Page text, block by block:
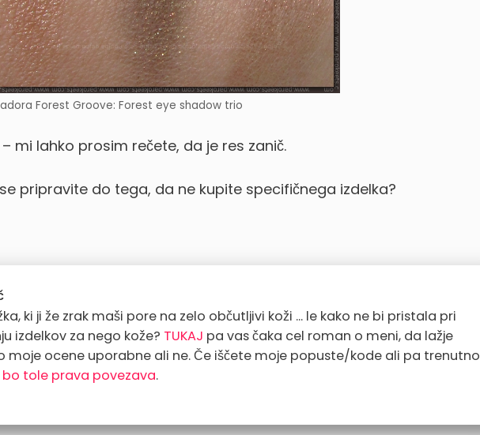
Forest Groove: Forest eye shadow trio
mi lahko prosim rečete, da je res zanič.
pripravite do tega, da ne kupite specifičnega izdelka?
ki ji že zrak maši pore na zelo občutljivi koži ... le kako ne bi pristala pri
izdelkov za nego kože? TUKAJ pa vas čaka cel roman o meni, da lažje
moje ocene uporabne ali ne. Če iščete moje popuste/kode ali pa trenutno
bo tole prava povezava.